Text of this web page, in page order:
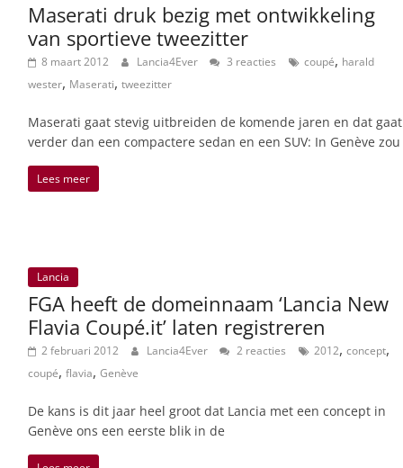
Maserati druk bezig met ontwikkeling
van sportieve tweezitter
8 maart 2012 Lancia4Ever 3 reacties coupé, harald
wester, Maserati, tweezitter
Maserati gaat stevig uitbreiden de komende jaren en dat gaat
verder dan een compactere sedan en een SUV: In Genève zou
Lees meer
Lancia
FGA heeft de domeinnaam ‘Lancia New
Flavia Coupé.it’ laten registreren
2 februari 2012 Lancia4Ever 2 reacties 2012, concept,
coupé, flavia, Genève
De kans is dit jaar heel groot dat Lancia met een concept in
Genève ons een eerste blik in de